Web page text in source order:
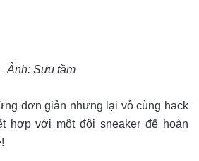
Ảnh: Sưu tầm
đơn giản nhưng lại vô cùng hack
hợp với một đôi sneaker để hoàn